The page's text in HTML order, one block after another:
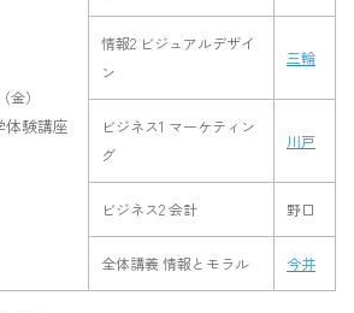
金）
体験講座
情報2 ビジュアルデザイ
ン
三輪
ビジネス1 マーケティン
グ
川戸
ビジネス2 会計 野口
全体講義 情報とモラル 今井